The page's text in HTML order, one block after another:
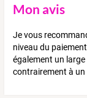
Mon avis
Je vous
niveau du
également un
contrairement à